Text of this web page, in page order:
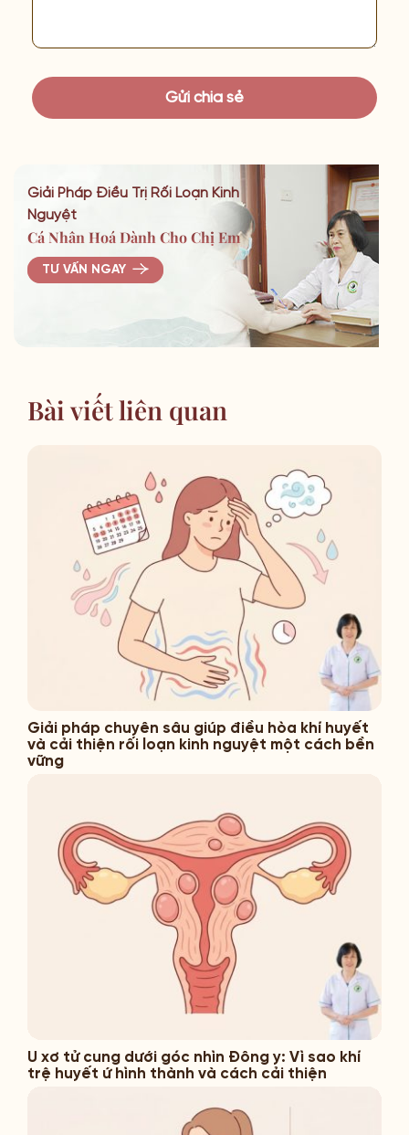
Giải Pháp Điều Trị Rối Loạn Kinh
Nguyệt
Cá Nhân Hoá Dành Cho Chị Em
TƯ VẤN NGAY
Bài viết liên quan
Giải pháp chuyên sâu giúp điều hòa khí huyết
và cải thiện rối loạn kinh nguyệt một cách bền
vững
U xơ tử cung dưới góc nhìn Đông y: Vì sao khí
trệ huyết ứ hình thành và cách cải thiện